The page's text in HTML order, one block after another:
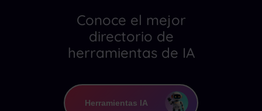
Conoce el mejor
directorio de
herramientas de IA
Herramientas IA